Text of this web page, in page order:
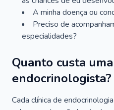
A minha doença ou
Preciso de
especialidades?
Quanto custa
endocrinologista?
Cada clínica de